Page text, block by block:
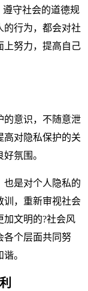
遵守社会的道德规
的行为，都会对社
上努力，提高自己
的意识，不随意泄
高对隐私保护的关
氛围。
也是对个人隐私的
训，重新审视社会
加文明的?社会风
各个层面共同努
。